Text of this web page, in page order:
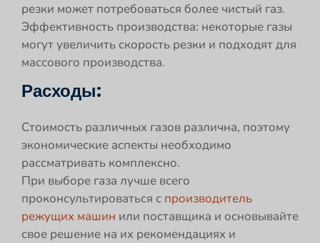
резки может потребоваться более чистый газ.
Эффективность производства: некоторые газы
могут увеличить скорость резки и подходят для
массового производства.
Расходы:
Стоимость различных газов различна, поэтому
экономические аспекты необходимо
рассматривать комплексно.
При выборе газа лучше всего
проконсультироваться с производитель
режущих машин или поставщика и основывайте
свое решение на их рекомендациях и